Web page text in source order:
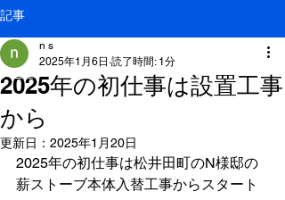
メニュー
記事
2025年の初仕事は設置工事
から
n s
2025年1月6日 読了時間: 1分
更新日： 2025年1月20日
2025年の初仕事は松井田町のN様邸の
薪ストーブ本体入替工事からスタート